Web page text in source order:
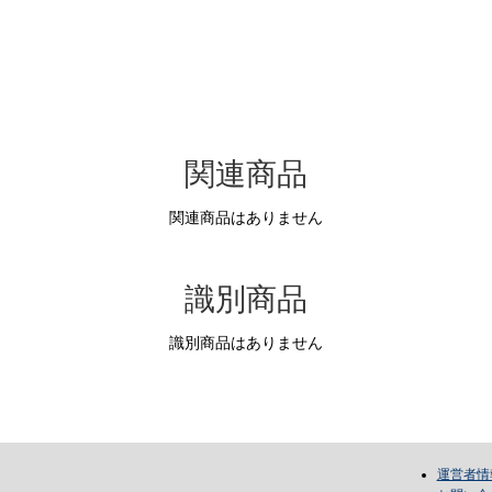
関連商品
関連商品はありません
識別商品
識別商品はありません
運営者情